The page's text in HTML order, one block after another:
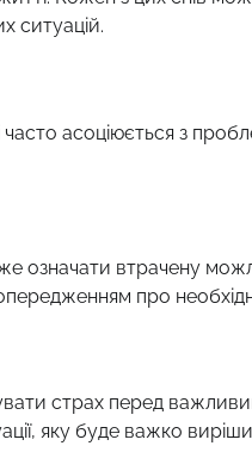
ситуацій.
часто асоціюється з
означати втрачену
про
страх перед
яку буде важко